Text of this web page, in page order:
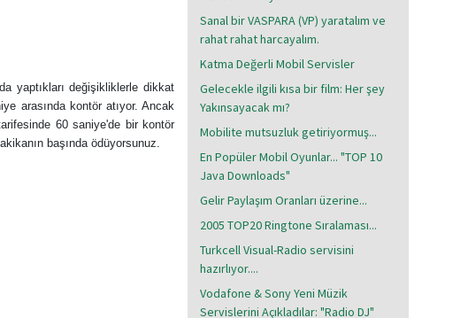
yaptıkları değişikliklerle dikkat
arasında kontör atıyor. Ancak
60 saniye'de bir kontör
başında ödüyorsunuz.
Sanal bir VASPARA (VP) yaratalım ve
rahat rahat harcayalım.
Katma Değerli Mobil Servisler
Gelecekle ilgili kısa bir film: Her şey
Yakınsayacak mı?
Mobilite mutsuzluk getiriyormuş...
En Popüler Mobil Oyunlar... "TOP 10
Java Downloads"
Gelir Paylaşım Oranları üzerine...
2005 TOP20 Ringtone Sıralaması...
Turkcell Visual-Radio servisini
hazırlıyor....
Vodafone & Sony Yeni Müzik
Servislerini Açıkladılar: "Radio DJ"